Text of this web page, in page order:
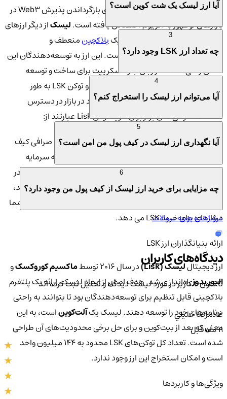
Lisk یک بلاک چین لایه 2 است که برای بازگرداندن پذیرش Web3 در
بازارهای نوظهور به اتریوم اختصاص یافته است.لیسکاز دیگر ارزهای
دیجیتال متمایز است زیرا بر پایه یکبلاکچینمنعطف و
توسعه‌دهنده‌محور طراحی شده است. این ارز به توسعه‌دهندگان این
امکان را می‌دهد که از زبان جاوا اسکریپت برای ساخت و توسعه
برنامه‌های غیرمتمرکز استفاده کنند. Lisk و توکن LSK به طور
گسترده در محبوب ترین صرافی های موجود در بازار در دسترس
هستند. صرافی های برتر برای خرید توکن Lisk عبارتند از:
بایننس، کراکن، Upbit، هوبی، زوندا، Bitflyer و البته صرافی کیف
پول من. مهم است که این واقعیت را در نظر بگیریم که سرمایه
گذاری در کریپتو مانند هر سرمایه گذاری دیگری ریسک دارد. اگر در
تلاش برای یافتن یک جفت معاملاتی LSK با ارز محلی خود هستید،
این راهنمای نحوه تبدیل فیات به بیت کوین را بررسی کنید - به شما
دروازه ای برای خرید LSK می دهد.
ارائه بنیانگذاران ارز LSK
ارز دیجیتاللیسک (Lisk) در سال ۲۰۱۶ توسط ماکسیم کوروکسکو
الیور بدوزراه‌اندازی شد. هدف اصلی از ایجاد لیسک، ارائه یک پلتفرم
بلاکچینی قابل تنظیم برای توسعه‌دهندگان بود تا بتوانند به راحتی
برنامه‌های خود را توسعه دهند. لیسک یکآلت‌کویناست، به این
معنی که بعد از بیت‌کوین و برای حل برخی محدودیت‌های آن طراحی
شده است. تعداد کل توکن‌های LSK محدود به 144 میلیون واحد
است و امکان استخراج این ارز وجود ندارد.
ویژگی‌ها و کاربردها
آیا ارز لیسک یک شت کوین است؟
چه تعداد ارز LSK وجود دارد؟
آیا می‌توانم ارز لیسک را استخراج کنم؟
آیا نگهداری ارز لیسک در کیف پول من امن است؟
چه مزایایی برای خرید ارز لیسک از کیف پول من وجود دارد؟
مشاهده همه سوالات
دیدگاه‌های کاربران
تا کنون 4 کاربر در مورد لیسکدیدگاه و تحلیل ثبت کرده اند
غلامرضا خليلي
11 ماه قبل